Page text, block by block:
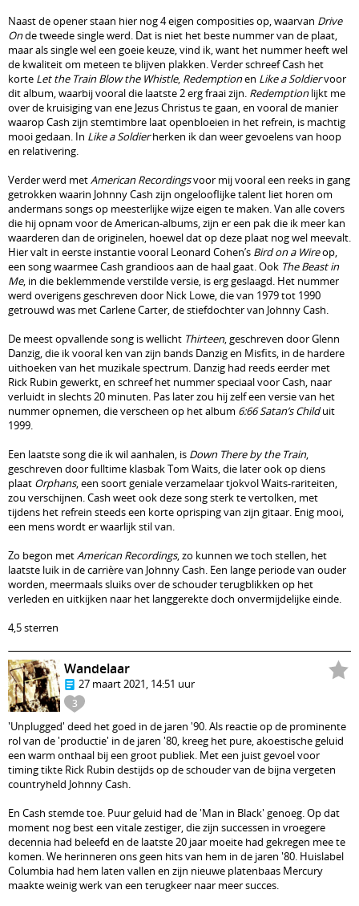
Naast de opener staan hier nog 4 eigen composities op, waarvan Drive
Onde tweede single werd. Dat is niet het beste nummer van de plaat,
maar als single wel een goeie keuze, vind ik, want het nummer heeft wel
de kwaliteit om meteen te blijven plakken. Verder schreef Cash het
korte Let the Train Blow the Whistle, Redemptionen Like a Soldiervoor
dit album, waarbij vooral die laatste 2 erg fraai zijn. Redemptionlijkt me
over de kruisiging van ene Jezus Christus te gaan, en vooral de manier
waarop Cash zijn stemtimbre laat openbloeien in het refrein, is machtig
mooi gedaan. In Like a Soldierherken ik dan weer gevoelens van hoop
en relativering.
Verder werd metAmerican Recordingsvoor mij vooral een reeks in gang
getrokken waarin Johnny Cash zijn ongelooflijke talent liet horen om
andermans songs op meesterlijke wijze eigen te maken. Van alle covers
die hij opnam voor de American-albums, zijn er een pak die ik meer kan
waarderen dan de originelen, hoewel dat op deze plaat nog wel meevalt.
Hier valt in eerste instantie vooral Leonard Cohen’s Bird on a Wireop,
een song waarmee Cash grandioos aan de haal gaat. Ook The Beast in
Me, in die beklemmende verstilde versie, is erg geslaagd. Het nummer
werd overigens geschreven door Nick Lowe, die van 1979 tot 1990
getrouwd was met Carlene Carter, de stiefdochter van Johnny Cash.
De meest opvallende song is wellicht Thirteen, geschreven door Glenn
Danzig, die ik vooral ken van zijn bands Danzig en Misfits, in de hardere
uithoeken van het muzikale spectrum. Danzig had reeds eerder met
Rick Rubin gewerkt, en schreef het nummer speciaal voor Cash, naar
verluidt in slechts 20 minuten. Pas later zou hij zelf een versie van het
nummer opnemen, die verscheen op het album 6:66 Satan’s Childuit
1999.
Een laatste song die ik wil aanhalen, is Down There by the Train,
geschreven door fulltime klasbak Tom Waits, die later ook op diens
plaat Orphans, een soort geniale verzamelaar tjokvol Waits-rariteiten,
zou verschijnen. Cash weet ook deze song sterk te vertolken, met
tijdens het refrein steeds een korte oprisping van zijn gitaar. Enig mooi,
een mens wordt er waarlijk stil van.
Zo begon metAmerican Recordings, zo kunnen we toch stellen, het
laatste luik in de carrière van Johnny Cash. Een lange periode van ouder
worden, meermaals sluiks over de schouder terugblikken op het
verleden en uitkijken naar het langgerekte doch onvermijdelijke einde.
4,5 sterren
3
Wandelaar
27 maart 2021, 14:51 uur
'Unplugged' deed het goed in de jaren '90. Als reactie op de prominente
rol van de 'productie' in de jaren '80, kreeg het pure, akoestische geluid
een warm onthaal bij een groot publiek. Met een juist gevoel voor
timing tikte Rick Rubin destijds op de schouder van de bijna vergeten
countryheld Johnny Cash.
En Cash stemde toe. Puur geluid had de 'Man in Black' genoeg. Op dat
moment nog best een vitale zestiger, die zijn successen in vroegere
decennia had beleefd en de laatste 20 jaar moeite had gekregen mee te
komen. We herinneren ons geen hits van hem in de jaren '80. Huislabel
Columbia had hem laten vallen en zijn nieuwe platenbaas Mercury
maakte weinig werk van een terugkeer naar meer succes.